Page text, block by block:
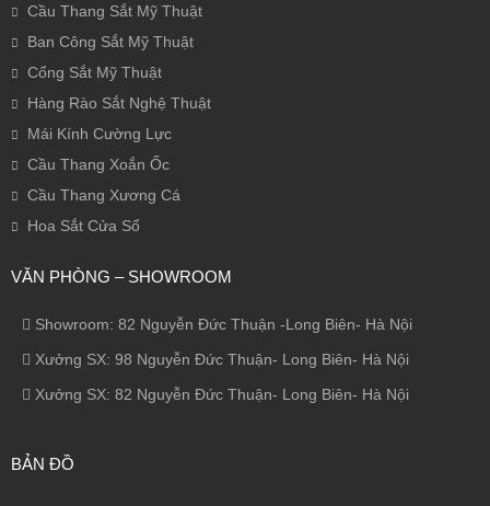
Cầu Thang Sắt Mỹ Thuật
Ban Công Sắt Mỹ Thuật
Cổng Sắt Mỹ Thuật
Hàng Rào Sắt Nghệ Thuật
Mái Kính Cường Lực
Cầu Thang Xoắn Ốc
Cầu Thang Xương Cá
Hoa Sắt Cửa Sổ
VĂN PHÒNG – SHOWROOM
Showroom: 82 Nguyễn Đức Thuận -Long Biên- Hà Nội
Xưởng SX: 98 Nguyễn Đức Thuận- Long Biên- Hà Nội
Xưởng SX: 82 Nguyễn Đức Thuận- Long Biên- Hà Nội
BẢN ĐỒ